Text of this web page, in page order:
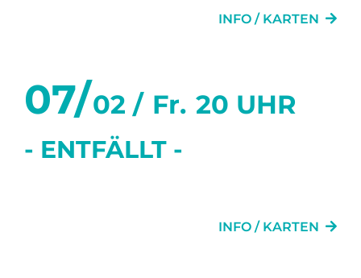
INFO / KARTEN
07/02 / Fr. 20 UHR
- ENTFÄLLT -
INFO / KARTEN